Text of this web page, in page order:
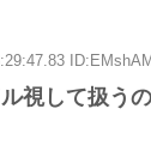
視して扱う